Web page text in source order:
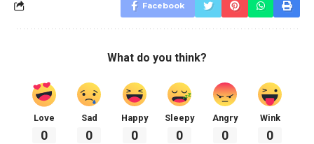
Facebook
What do you think?
Love
0
Sad
0
Happy
0
Sleepy
0
Angry
0
Wink
0